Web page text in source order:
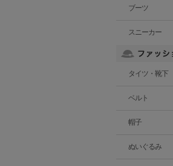
ブーツ
スニーカー
タイツ・靴下
ベルト
帽子
ぬいぐるみ